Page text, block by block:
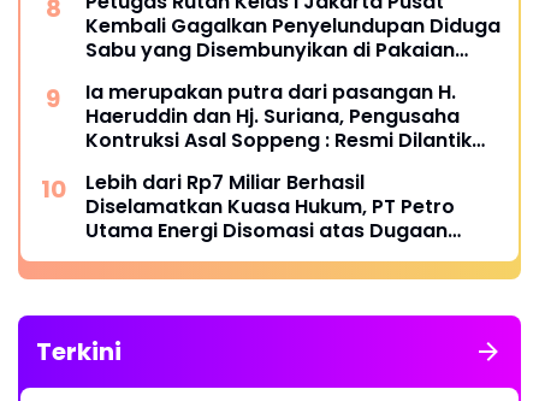
Kembali Gagalkan Penyelundupan Diduga
Sabu yang Disembunyikan di Pakaian
Ia merupakan putra dari pasangan H.
Haeruddin dan Hj. Suriana, Pengusaha
Kontruksi Asal Soppeng : Resmi Dilantik
Lebih dari Rp7 Miliar Berhasil
Diselamatkan Kuasa Hukum, PT Petro
Utama Energi Disomasi atas Dugaan
Wanprestasi Pembayaran Success Fee
Terkini